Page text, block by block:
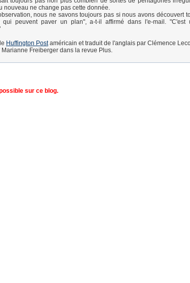
nouveau ne change pas cette donnée.
nous ne savons toujours pas si nous avons découvert
qui peuvent paver un plan", a-t-il affirmé dans l'e-mail. "C'est
Huffington Postaméricain et traduit de l'anglais par Clémence
Marianne Freiberger dans la revue Plus.
sur ce blog.